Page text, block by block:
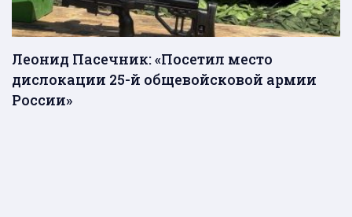
Леонид Пасечник: «Посетил место
дислокации 25-й общевойсковой армии
России»